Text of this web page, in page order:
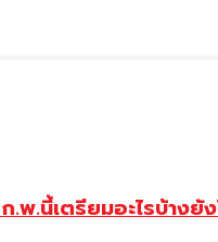
.พ.นี้เตรียมอะไรบ้างยั